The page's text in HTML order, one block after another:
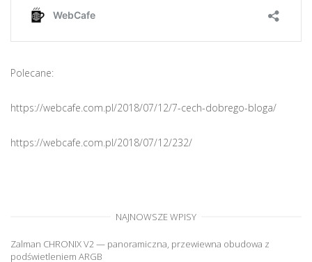
Polecane:
https://webcafe.com.pl/2018/07/12/7-cech-dobrego-bloga/
https://webcafe.com.pl/2018/07/12/232/
NAJNOWSZE WPISY
Zalman CHRONIX V2 — panoramiczna, przewiewna obudowa z
podświetleniem ARGB